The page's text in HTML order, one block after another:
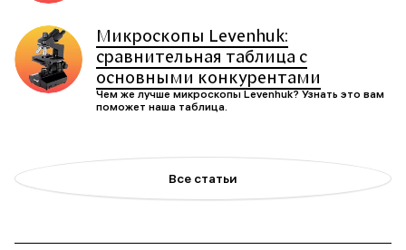
Микроскопы Levenhuk:
сравнительная таблица с
основными конкурентами
Чем же лучше микроскопы Levenhuk? Узнать это вам
поможет наша таблица.
Все статьи